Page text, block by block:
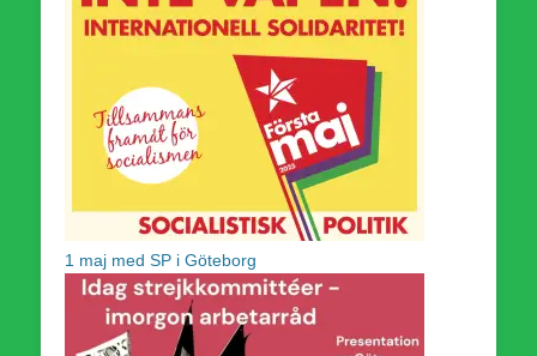
1 maj med SP i Göteborg